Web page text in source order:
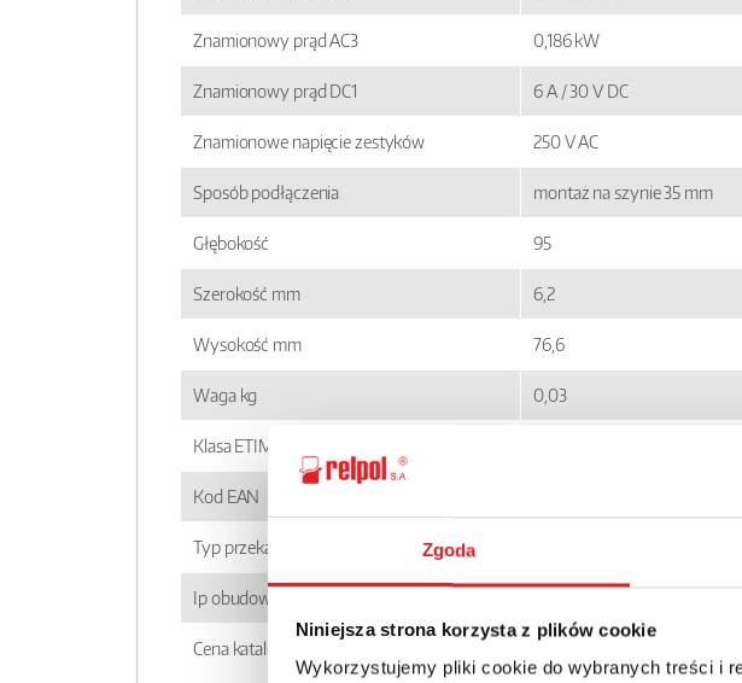
Zgoda
Niniejsza strona korzysta z plików cookie
Wykorzystujemy pliki cookie do wybranych treści i
Znamionowy prąd AC3 0,186 kW
Znamionowy prąd DC1 6 A / 30 V DC
Znamionowe napięcie zestyków 250 V AC
Sposób podłączenia montaż na szynie 35 mm
Głębokość 95
Szerokość mm 6,2
Wysokość mm 76,6
Waga kg 0,03
Klasa ETIM
Kod EAN
Typ przekaźnika
Ip obudowy
Cena katalogowa